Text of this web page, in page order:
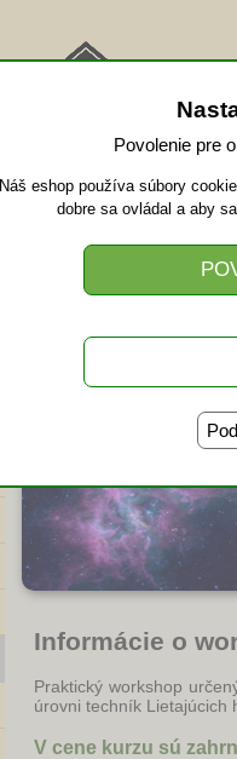
Povolenie pre
Náš eshop používa súbory
dobre sa ovládal a aby
Workshop
praxi - online
Informácie o
Praktický workshop
úrovni techník Lietajúcich
V cene kurzu sú